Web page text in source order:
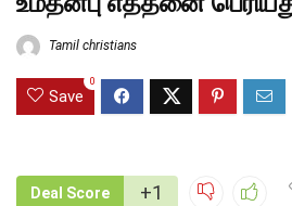
Tamil christians
Save
0
Deal Score +1